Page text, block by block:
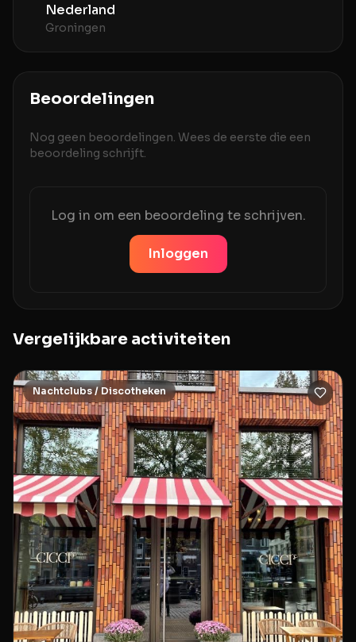
Nederland
Groningen
Beoordelingen
Nog geen beoordelingen. Wees de eerste die een
beoordeling schrijft.
Log in om een beoordeling te schrijven.
Inloggen
Vergelijkbare activiteiten
Nachtclubs / Discotheken